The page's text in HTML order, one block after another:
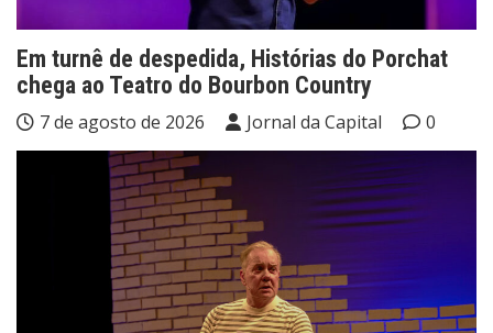
Em turnê de despedida, Histórias do Porchat
chega ao Teatro do Bourbon Country
7 de agosto de 2026 Jornal da Capital 0